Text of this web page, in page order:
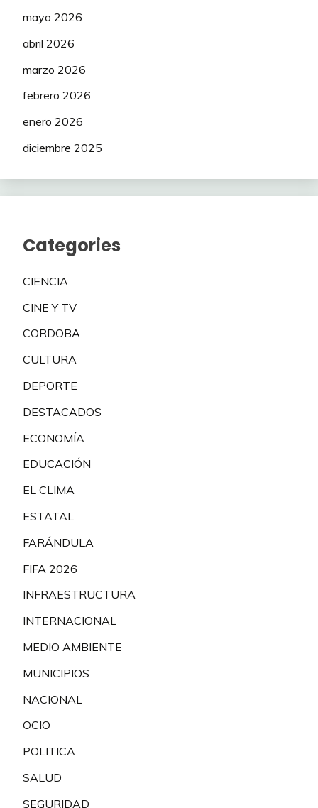
mayo 2026
abril 2026
marzo 2026
febrero 2026
enero 2026
diciembre 2025
Categories
CIENCIA
CINE Y TV
CORDOBA
CULTURA
DEPORTE
DESTACADOS
ECONOMÍA
EDUCACIÓN
EL CLIMA
ESTATAL
FARÁNDULA
FIFA 2026
INFRAESTRUCTURA
INTERNACIONAL
MEDIO AMBIENTE
MUNICIPIOS
NACIONAL
OCIO
POLITICA
SALUD
SEGURIDAD